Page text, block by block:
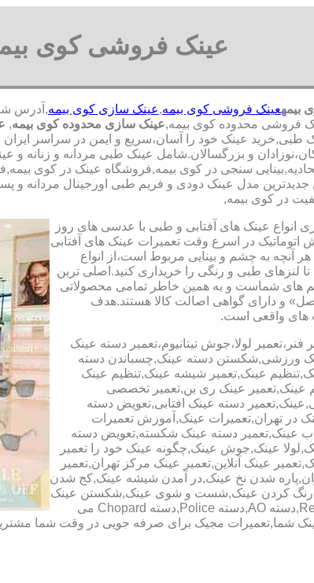
عینک فروشی کوی
بیمهعینک فروشی کوی بیمه,عینک سازی کوی بیمه
فروشی محدوده کوی بیمه,عینک سازی محدوده کوی بیمه,
طبی,خرید عینک خود را آسان،سریع و ایمن در سراسر
و بزرگسالان.شامل عینک طبی مردانه و
سنجی در کوی بیمه,فروشگاه عینک در کوی
جدیدترین مدل عینک دودی و فریم طبی اورجینال مردانه و
در کوی بیمه,
انواع عینک های آفتابی و طبی با عدسی های روز
تراش اتوماتیک در اسرع وقت تعمیرات عینک های آفتابی
آنچه به چشم و بینایی مربوط است،از انواع
لنزهای طبی و رنگی را خریداری کنید.اصلی ترین
شماست و به همین خاطر تمامی محصولاتی
و دارای گواهی اصالت کالا هستند.هدف
های واقعی است.
لولا،جوش تیتانیوم،تعمیر دسته عینک
ورزشی,شکستن دسته عینک,چسباندن دسته
عینک,تعمیر شیشه عینک,تنظیم عینک
عینک,تعمیر عینک ری بن,تعمیر تخصصی
دسته عینک افتابی,تعویض دسته
در تهران,تعمیرات عینک,آموزش تعمیرات
عینک,تعمیر دسته عینک شکسته,تعویض دسته
عینک,جوش عینک,چگونه عینک خود را تعمیر
عینک آنلاین,تعمیر عینک مرکز تهران,تعمیر
شدن نخ عینک,در آمدن شیشه عینک,کج شدن
کردن عینک,شست و شوی عینک,شکستن عینک
فلزی,تعمیر عینک بچه گانه,دسته Rey Ban,دسته AO,دسته Police,دسته Chopard می
عینک شما,تعمیرات مجیک برای صرفه جویی در وقت شما